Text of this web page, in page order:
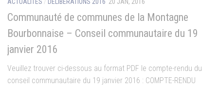
Communauté de communes de la Montagne
Bourbonnaise – Conseil communautaire du 19
janvier 2016
Veuillez trouver ci-dessous au format PDF le compte-rendu du
conseil communautaire du 19 janvier 2016 : COMPTE-RENDU